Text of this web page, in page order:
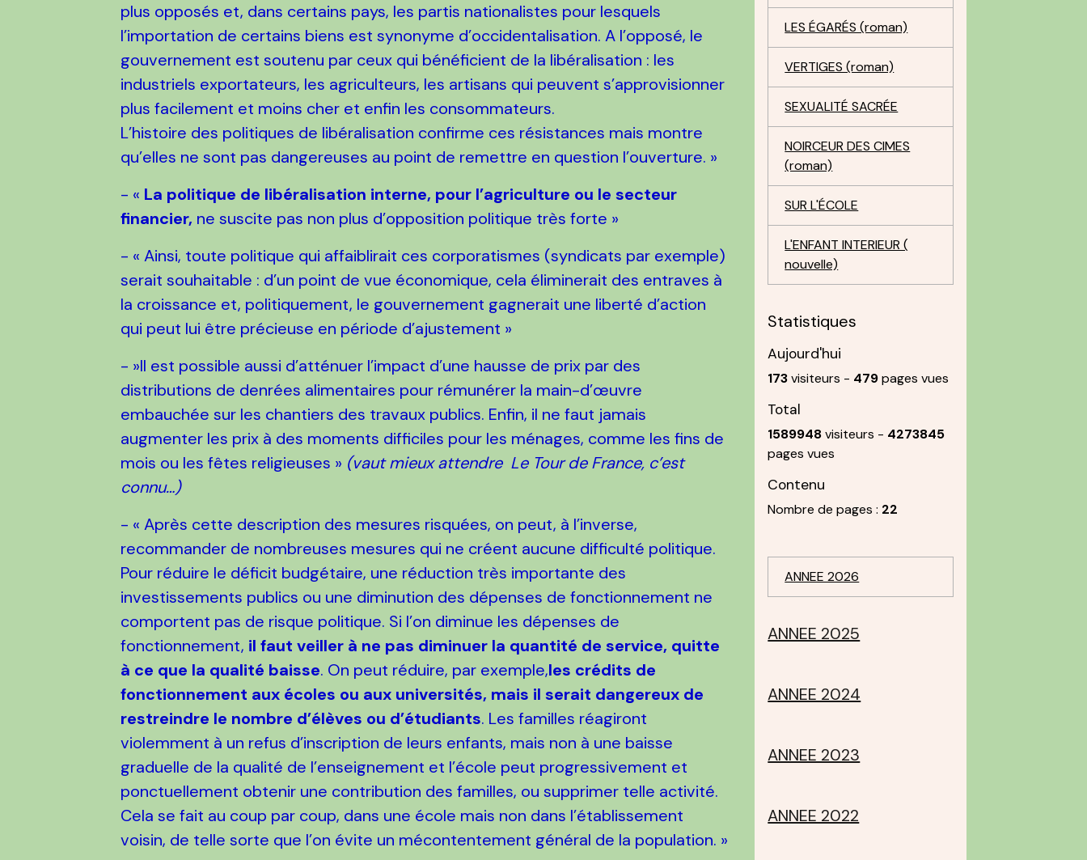
plus opposés et, dans certains pays, les partis nationalistes pour lesquels
l’importation de certains biens est synonyme d’occidentalisation. A l’opposé, le
gouvernement est soutenu par ceux qui bénéficient de la libéralisation : les
industriels exportateurs, les agriculteurs, les artisans qui peuvent s’approvisionner
plus facilement et moins cher et enfin les consommateurs.
L’histoire des politiques de libéralisation confirme ces résistances mais montre
qu’elles ne sont pas dangereuses au point de remettre en question l’ouverture. »
- « La politique de libéralisation interne, pour l’agriculture ou le secteur
financier, ne suscite pas non plus d’opposition politique très forte »
- « Ainsi, toute politique qui affaiblirait ces corporatismes (syndicats par exemple)
serait souhaitable : d’un point de vue économique, cela éliminerait des entraves à
la croissance et, politiquement, le gouvernement gagnerait une liberté d’action
qui peut lui être précieuse en période d’ajustement »
- »Il est possible aussi d’atténuer l’impact d’une hausse de prix par des
distributions de denrées alimentaires pour rémunérer la main-d’œuvre
embauchée sur les chantiers des travaux publics. Enfin, il ne faut jamais
augmenter les prix à des moments difficiles pour les ménages, comme les fins de
mois ou les fêtes religieuses » (vaut mieux attendre Le Tour de France, c’est
connu…)
- « Après cette description des mesures risquées, on peut, à l’inverse,
recommander de nombreuses mesures qui ne créent aucune difficulté politique.
Pour réduire le déficit budgétaire, une réduction très importante des
investissements publics ou une diminution des dépenses de fonctionnement ne
comportent pas de risque politique. Si l’on diminue les dépenses de
fonctionnement, il faut veiller à ne pas diminuer la quantité de service, quitte
à ce que la qualité baisse. On peut réduire, par exemple,les crédits de
fonctionnement aux écoles ou aux universités, mais il serait dangereux de
restreindre le nombre d’élèves ou d’étudiants. Les familles réagiront
violemment à un refus d’inscription de leurs enfants, mais non à une baisse
graduelle de la qualité de l’enseignement et l’école peut progressivement et
ponctuellement obtenir une contribution des familles, ou supprimer telle activité.
Cela se fait au coup par coup, dans une école mais non dans l’établissement
voisin, de telle sorte que l’on évite un mécontentement général de la population. »
LES ÉGARÉS (roman)
VERTIGES (roman)
SEXUALITÉ SACRÉE
NOIRCEUR DES CIMES
(roman)
SUR L'ÉCOLE
L'ENFANT INTERIEUR (
nouvelle)
Statistiques
Aujourd'hui
173visiteurs - 479pages vues
Total
1589948visiteurs - 4273845
pages vues
Contenu
Nombre de pages : 22
ANNEE 2026
ANNEE 2025
ANNEE 2024
ANNEE 2023
ANNEE 2022